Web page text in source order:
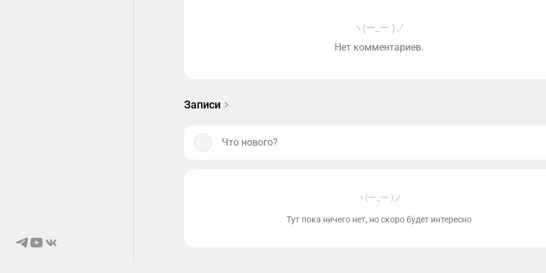
ヽ(ー_ー )ノ
Нет комментариев.
Записи
Что нового?
ヽ(ー_ー )ノ
Тут пока ничего нет, но скоро будет интересно